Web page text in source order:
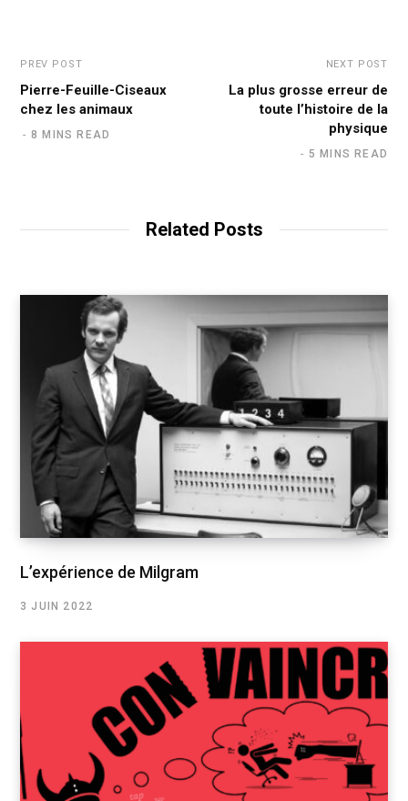
PREV POST
Pierre-Feuille-Ciseaux
chez les animaux
8 MINS READ
NEXT POST
La plus grosse erreur de
toute l’histoire de la
physique
5 MINS READ
Related Posts
L’expérience de Milgram
3 JUIN 2022